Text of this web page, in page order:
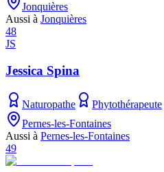
Jonquières
Aussi à Jonquières
48
JS
Jessica Spina
Naturopathe
Phytothérapeute
Pernes-les-Fontaines
Aussi à Pernes-les-Fontaines
49